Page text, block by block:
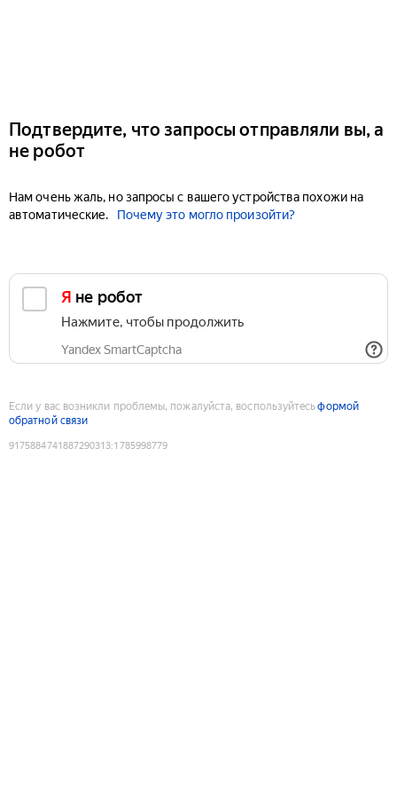
Подтвердите, что запросы отправляли вы, а
не робот
Нам очень жаль, но запросы с вашего устройства похожи на
автоматические.
Почему это могло произойти?
Я не робот
Нажмите, чтобы продолжить
Yandex SmartCaptcha
Если у вас возникли проблемы, пожалуйста, воспользуйтесьформой
обратной связи
9175884741887290313:1785998779